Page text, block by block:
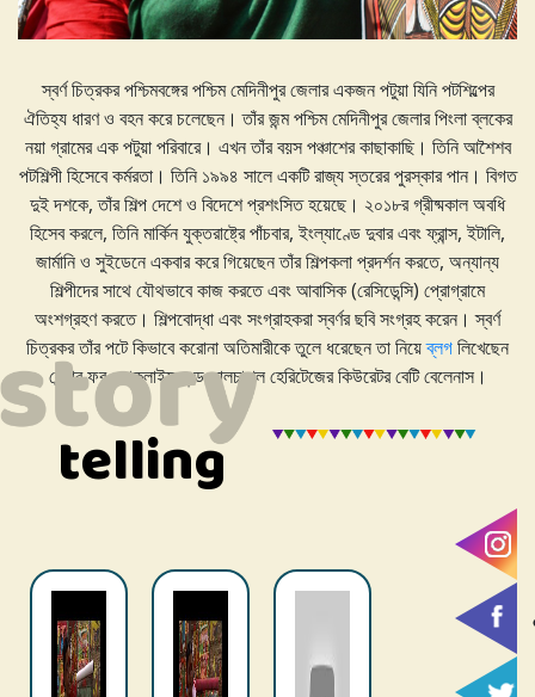
স্বর্ণ চিত্রকর পশ্চিমবঙ্গের পশ্চিম মেদিনীপুর জেলার একজন পটুয়া যিনি পটশিল্পের
ঐতিহ্য ধারণ ও বহন করে চলেছেন। তাঁর জন্ম পশ্চিম মেদিনীপুর জেলার পিংলা ব্লকের
নয়া গ্রামের এক পটুয়া পরিবারে। এখন তাঁর বয়স পঞ্চাশের কাছাকাছি। তিনি আশৈশব
পটশিল্পী হিসেবে কর্মরতা। তিনি ১৯৯৪ সালে একটি রাজ্য স্তরের পুরস্কার পান। বিগত
দুই দশকে, তাঁর শিল্প দেশে ও বিদেশে প্রশংসিত হয়েছে। ২০১৮র গ্রীষ্মকাল অবধি
হিসেব করলে, তিনি মার্কিন যুক্তরাষ্ট্রে পাঁচবার, ইংল্যাণ্ডে দুবার এবং ফ্রান্স, ইটালি,
জার্মানি ও সুইডেনে একবার করে গিয়েছেন তাঁর শিল্পকলা প্রদর্শন করতে, অন্যান্য
শিল্পীদের সাথে যৌথভাবে কাজ করতে এবং আবাসিক (রেসিডেন্সি) প্রোগ্রামে
অংশগ্রহণ করতে। শিল্পবোদ্ধা এবং সংগ্রাহকরা স্বর্ণর ছবি সংগ্রহ করেন। স্বর্ণ
চিত্রকর তাঁর পটে কিভাবে করোনা অতিমারীকে তুলে ধরেছেন তা নিয়েব্লগলিখেছেন
সেন্টার ফর ফোকলাইফ এন্ড কালচারাল হেরিটেজের কিউরেটর বেটি বেলেনাস।
telling